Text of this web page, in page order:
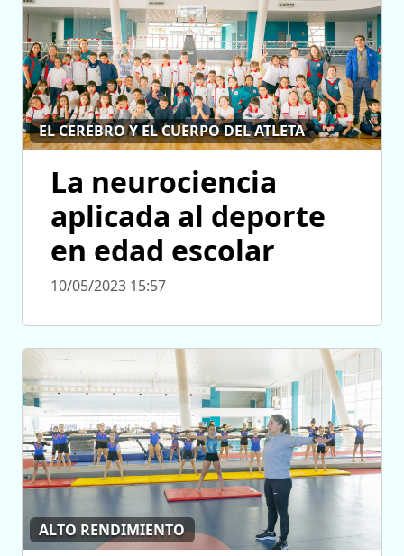
EL CEREBRO Y EL CUERPO DEL ATLETA
La neurociencia
aplicada al deporte
en edad escolar
10/05/2023 15:57
ALTO RENDIMIENTO